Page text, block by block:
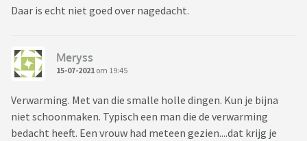
Daar is echt niet goed over nagedacht.
Meryss
15-07-2021 om 19:45
Verwarming. Met van die smalle holle dingen. Kun je bijna
niet schoonmaken. Typisch een man die de verwarming
bedacht heeft. Een vrouw had meteen gezien....dat krijg je